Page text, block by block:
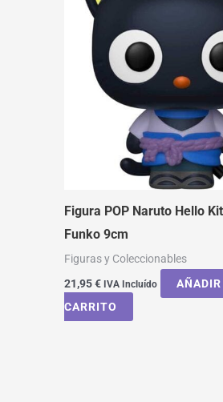
Figura POP Naruto Hello
Funko 9cm
Figuras y Coleccionables
21,95€ IVA Incluído
CARRITO